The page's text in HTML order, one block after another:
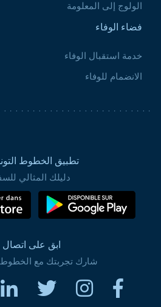
الولوج إلى المعلومة
فضاء الوفاء
خدمة استقبال الوفاء
الانضمام للوفاء
تطبيق الخطوط
دليلك المثالي
ابق على اتصال
شارك تجربتك مع الخطوط